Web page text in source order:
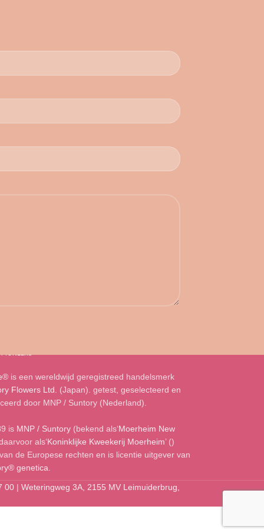
is een wereldwijd geregistreed handelsmerk
Flowers Ltd.
(Japan). getest, geselecteerd en
door MNP / Suntory (Nederland).
is MNP / Suntory(bekend als‘Moerheim New
als‘Koninklijke Kweekerij Moerheim’ ()
de Europese rechten en is licentie uitgever van
genetica
00 | Weteringweg 3A, 2155 MV Leimuiderbrug,